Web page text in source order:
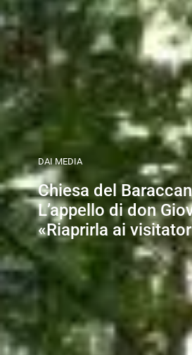
DAI MEDIA
Chiesa del
L’appello di don
«Riaprirla ai